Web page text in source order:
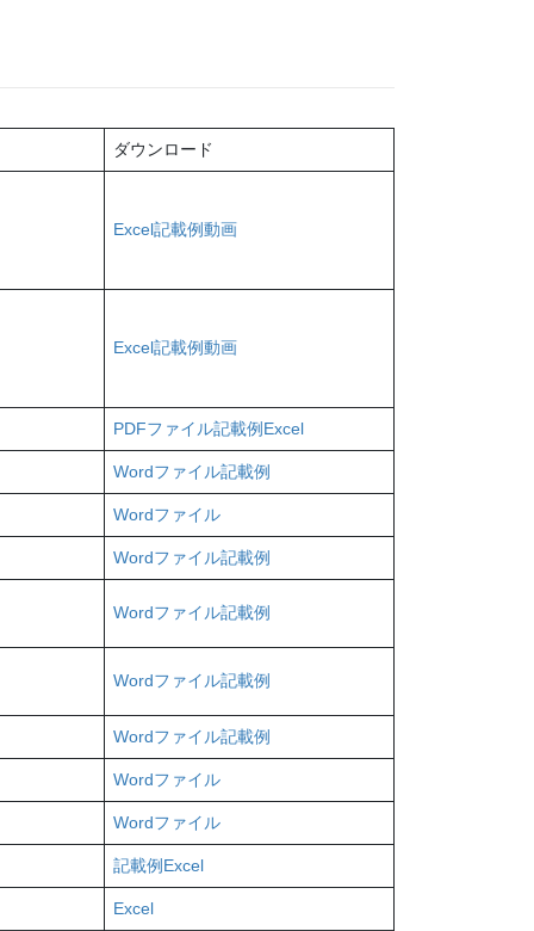
ダウンロード
Excel記載例動画
Excel記載例動画
PDFファイル記載例 Excel
Wordファイル記載例
Wordファイル
Wordファイル記載例
Wordファイル記載例
Wordファイル記載例
Wordファイル記載例
Wordファイル
Wordファイル
記載例 Excel
Excel